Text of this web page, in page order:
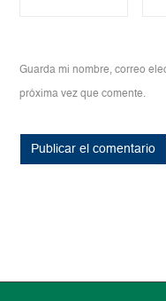
Guarda mi nombre, correo
próxima vez que comente.